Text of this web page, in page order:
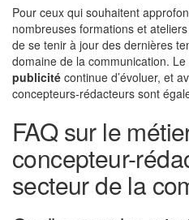
Pour ceux qui souhaitent
nombreuses formations et
de se tenir à jour des dernières
domaine de la communication.
publicité continue d’évoluer, et
concepteurs-rédacteurs sont
FAQ sur le
concepteur-
secteur de la